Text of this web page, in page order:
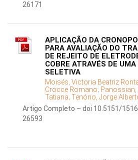
26171
APLICAÇÃO DA
PARA AVALIAÇÃO DO
DE REJEITO DE
COBRE ATRAVÉS DE
SELETIVA
Moisés, Victoria Beatriz
Crocce Romano; Panossian,
Tatiana; Tenório, Jorge
Artigo Completo – doi 10.5151/
26593